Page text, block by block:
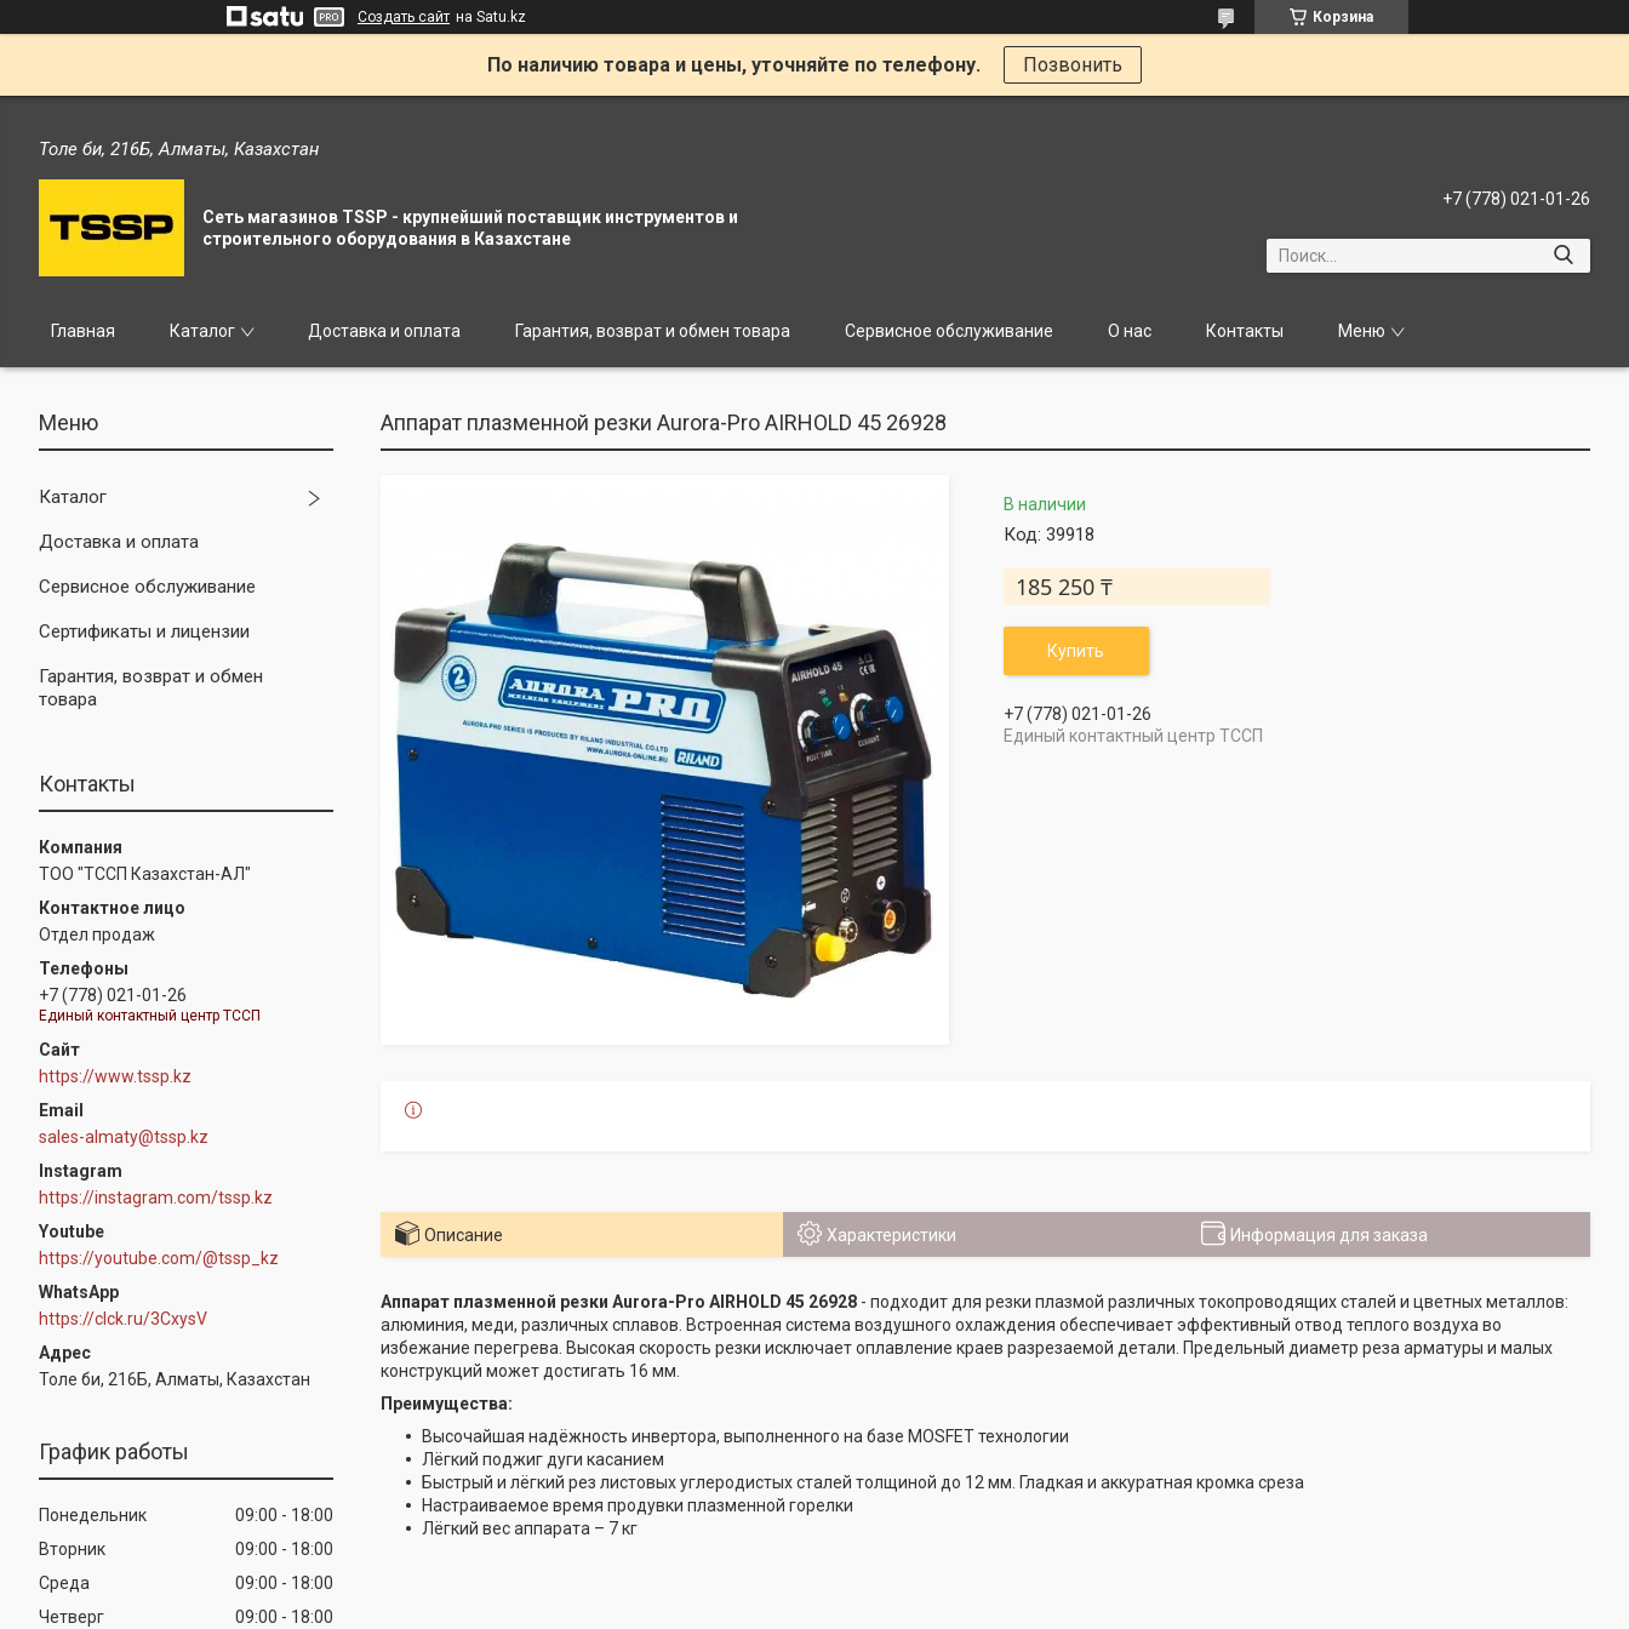
Создать сайт на Satu.kz Корзина
По наличию товара и цены, уточняйте по телефону. Позвонить
Толе би, 216Б, Алматы, Казахстан
Сеть магазинов TSSP - крупнейший поставщик инструментов и
строительного оборудования в Казахстане
+7 (778) 021-01-26
Главная Каталог Доставка и оплата Гарантия, возврат и обмен товара Сервисное обслуживание О нас Контакты Меню
Каталог
Доставка и оплата
Сервисное обслуживание
Сертификаты и лицензии
Гарантия, возврат и обмен
товара
Контакты
ТОО "ТССП Казахстан-АЛ"
Отдел продаж
+7 (778) 021-01-26
Единый контактный центр ТССП
https://www.tssp.kz
sales-almaty@tssp.kz
Instagram
https://instagram.com/tssp.kz
Youtube
https://youtube.com/@tssp_kz
WhatsApp
https://clck.ru/3CxysV
Толе би, 216Б, Алматы, Казахстан
График работы
Понедельник 09:00
18:00
Вторник
09:00
18:00
Среда
09:00
18:00
Четверг
09:00
18:00
Аппарат плазменной резки Aurora-Pro AIRHOLD 45 26928
В наличии
Код: 39918
185 250 ₸
Купить
+7 (778) 021-01-26
Единый контактный центр ТССП
Описание Характеристики Информация для заказа
Аппарат плазменной резки Aurora-Pro AIRHOLD 45 26928​- подходит для резки плазмой различных токопроводящих сталей и цветных металлов:
алюминия, меди, различных сплавов. Встроенная система воздушного охлаждения обеспечивает эффективный отвод теплого воздуха во
избежание перегрева. Высокая скорость резки исключает оплавление краев разрезаемой детали. Предельный диаметр реза арматуры и малых
конструкций может достигать 16 мм.
Преимущества:
Высочайшая надёжность инвертора, выполненного на базе MOSFET технологии
Лёгкий поджиг дуги касанием
Быстрый и лёгкий рез листовых углеродистых сталей толщиной до 12 мм. Гладкая и аккуратная кромка среза
Настраиваемое время продувки плазменной горелки
Лёгкий вес аппарата – 7 кг